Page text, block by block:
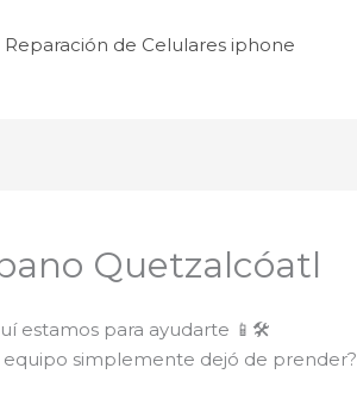
Reparación de Celulares iphone
Quetzalcóatl
estamos para ayudarte 📱🛠️
equipo simplemente dejó de prender?